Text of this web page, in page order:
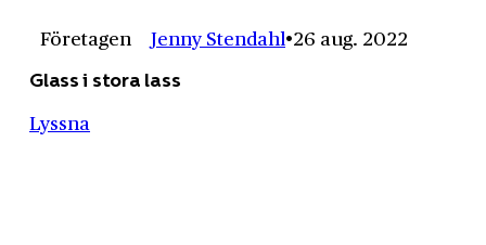
Företagen Jenny Stendahl 26 aug. 2022
Glass i stora lass
Lyssna